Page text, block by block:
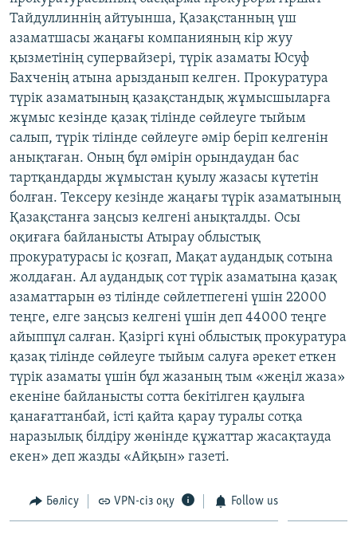
Тайдуллиннің айтуынша, Қазақстанның үш
азаматшасы жаңағы компанияның кір жуу
қызметінің супервайзері, түрік азаматы Юсуф
Бахченің атына арызданып келген. Прокуратура
түрік азаматының қазақстандық жұмысшыларға
жұмыс кезінде қазақ тілінде сөйлеуге тыйым
салып, түрік тілінде сөйлеуге әмір беріп келгенін
анықтаған. Оның бұл әмірін орындаудан бас
тартқандарды жұмыстан қуылу жазасы күтетін
болған. Тексеру кезінде жаңағы түрік азаматының
Қазақстанға заңсыз келгені анықталды. Осы
оқиғаға байланысты Атырау облыстық
прокуратурасы іс қозғап, Мақат аудандық сотына
жолдаған. Ал аудандық сот түрік азаматына қазақ
азаматтарын өз тілінде сөйлетпегені үшін 22000
теңге, елге заңсыз келгені үшін деп 44000 теңге
айыппұл салған. Қазіргі күні облыстық прокуратура
қазақ тілінде сөйлеуге тыйым салуға әрекет еткен
түрік азаматы үшін бұл жазаның тым «жеңіл жаза»
екеніне байланысты сотта бекітілген қаулыға
қанағаттанбай, істі қайта қарау туралы сотқа
наразылық білдіру жөнінде құжаттар жасақтауда
екен» деп жазды «Айқын» газеті.
Бөлісу VPN-сіз оқу Follow us